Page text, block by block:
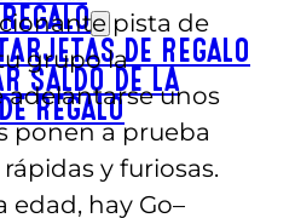
DE REGALO
SALDO DE LA
REGALO
pista de
grupo la
unos
ponen a prueba
y furiosas.
edad, hay Go–